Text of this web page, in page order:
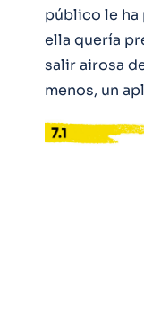
público le ha
ella quería
salir airosa
menos, un